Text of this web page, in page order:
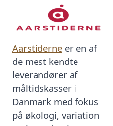
Aarstiderne er en af
de mest kendte
leverandører af
måltidskasser i
Danmark med fokus
på økologi, variation